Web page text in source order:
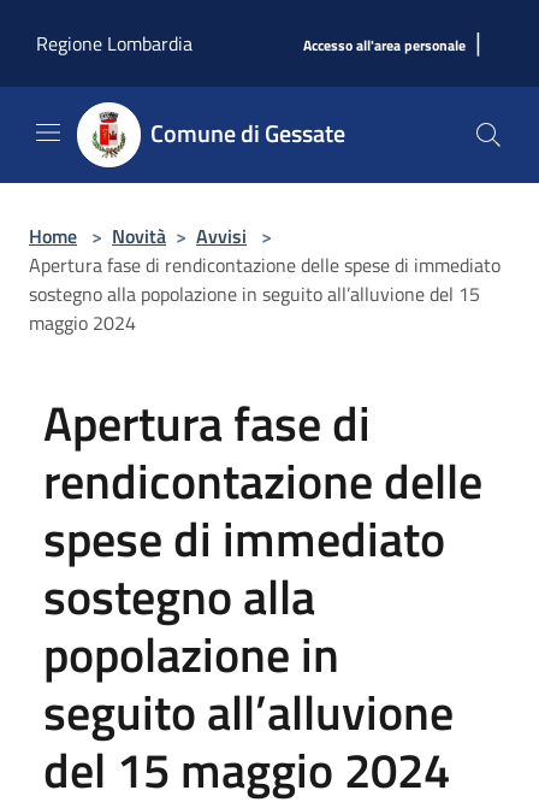
Regione Lombardia
Accesso all'area personale |
Comune di Gessate
Home > Novità > Avvisi >
Apertura fase di rendicontazione delle spese di immediato
sostegno alla popolazione in seguito all’alluvione del 15
maggio 2024
Apertura fase di
rendicontazione delle
spese di immediato
sostegno alla
popolazione in
seguito all’alluvione
del 15 maggio 2024